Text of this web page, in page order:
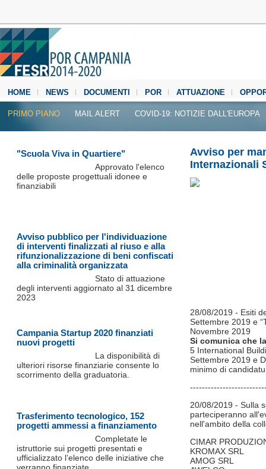
HOME NEWS DOCUMENTI POR ATTUAZIONE
MEDIA CENTER
PRIMO PIANO MAIL ALERT COVID-19: NOTIZIE DALL'EUROPA
Avviso per
Internazionali
28/08/2019 - Esiti
Settembre 2019 e
Novembre 2019
Si comunica che
5 International
Settembre 2019 e
minimo di
20/08/2019 - Sulla
parteciperanno
nell'ambito della
CIMAR
KROMAX SRL
AMOG SRL
"Scuola Viva in Quartiere"
Approvato l'elenco
delle proposte progettuali idonee e
finanziabili
Avviso pubblico per l'individuazione
di interventi finalizzati al riuso e alla
rifunzionalizzazione di beni confiscati
alla criminalità organizzata
Stato di attuazione
degli interventi aggiornato al 31 dicembre
2023
Campania Startup 2020 finanziati
nuovi progetti
La disponibilità di
ulteriori risorse finanziarie consente lo
scorrimento della graduatoria.
Trasferimento tecnologico, 152
progetti ammessi a finanziamento
Completate le
istruttorie sui progetti presentati e
ufficializzato l’elenco delle iniziative che